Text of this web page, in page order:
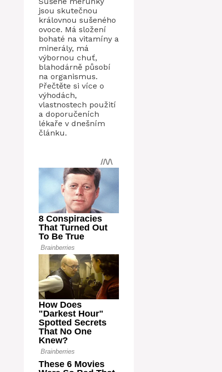
jsou skutečnou
královnou sušeného
ovoce. Má složení
bohaté na vitamíny a
minerály, má
výbornou chuť,
blahodárně působí
na organismus.
Přečtěte si více o
výhodách,
vlastnostech použití
a doporučeních
lékaře v dnešním
článku.